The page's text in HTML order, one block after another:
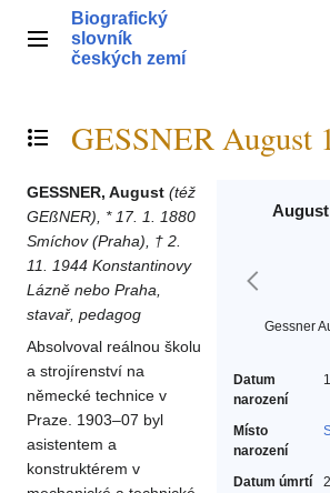
obsahHlavní menu
Biografický
slovník
českých zemí
Přepnout obsah
GESSNER August
August
Gessner
Datum
narození
Místo
narození
Datum úmrtí
GESSNER, August (též
GEßNER), * 17. 1. 1880
Smíchov (Praha), † 2.
11. 1944 Konstantinovy
Lázně nebo Praha,
stavař, pedagog
Absolvoval reálnou školu
a strojírenství na
německé technice v
Praze. 1903–07 byl
asistentem a
konstruktérem v